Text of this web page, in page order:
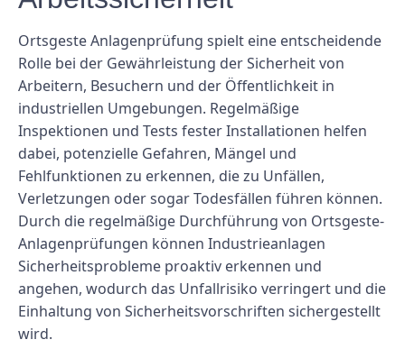
Ortsgeste Anlagenprüfung spielt eine entscheidende
Rolle bei der Gewährleistung der Sicherheit von
Arbeitern, Besuchern und der Öffentlichkeit in
industriellen Umgebungen. Regelmäßige
Inspektionen und Tests fester Installationen helfen
dabei, potenzielle Gefahren, Mängel und
Fehlfunktionen zu erkennen, die zu Unfällen,
Verletzungen oder sogar Todesfällen führen können.
Durch die regelmäßige Durchführung von Ortsgeste-
Anlagenprüfungen können Industrieanlagen
Sicherheitsprobleme proaktiv erkennen und
angehen, wodurch das Unfallrisiko verringert und die
Einhaltung von Sicherheitsvorschriften sichergestellt
wird.